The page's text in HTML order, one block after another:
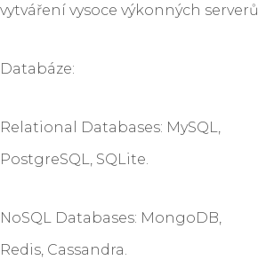
vytváření vysoce výkonných serverů.
Databáze:
Relational Databases: MySQL,
PostgreSQL, SQLite.
NoSQL Databases: MongoDB,
Redis, Cassandra.